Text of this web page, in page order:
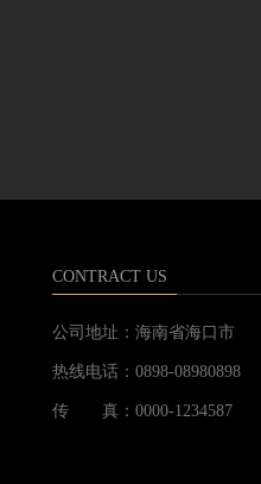
CONTRACT US
公司地址： 海南省海口市
热线电话： 0898-08980898
传 真： 0000-1234587